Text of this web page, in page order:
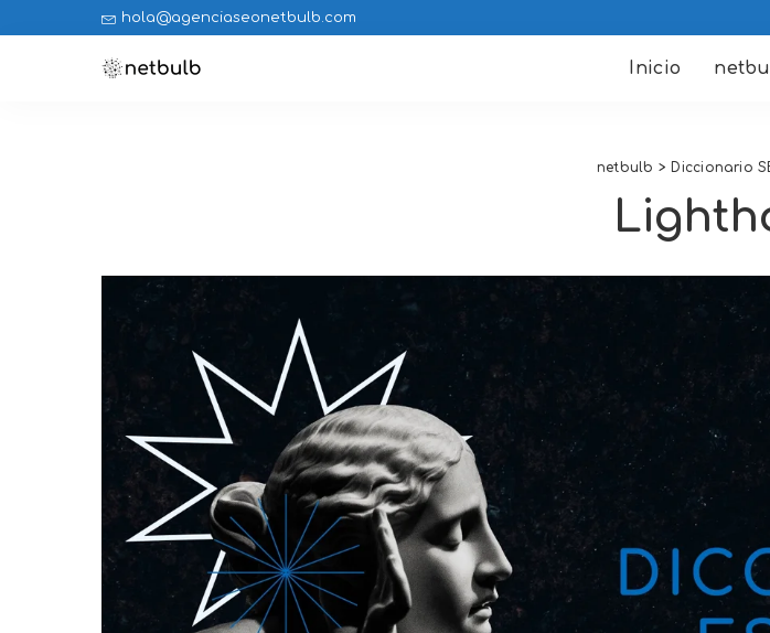
hola@agenciaseonetbulb.com
Inicio
netbulb > Diccionario